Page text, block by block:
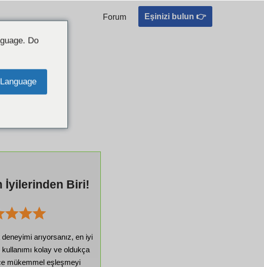
Forum Eşinizi bulun 👉
İyilerinden Biri!
arıyorsanız, en iyi
kolay ve oldukça
mükemmel eşleşmeyi
Do